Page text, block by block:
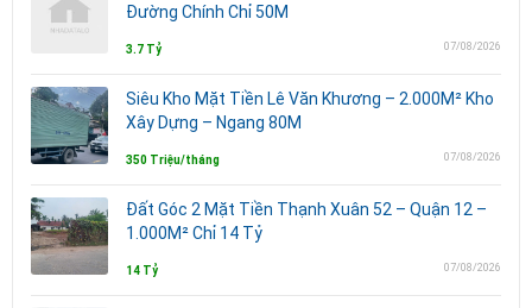
Đường Chính Chỉ 50M
3.7 Tỷ 07/08/2026
Siêu Kho Mặt Tiền Lê Văn Khương – 2.000M² Kho
Xây Dựng – Ngang 80M
350 Triệu/tháng 07/08/2026
Đất Góc 2 Mặt Tiền Thạnh Xuân 52 – Quận 12 –
1.000M² Chỉ 14 Tỷ
14 Tỷ 07/08/2026